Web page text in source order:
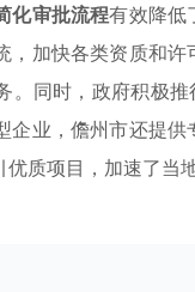
化审批流程有效降低
，加快各类资质和
。同时，政府积极推
企业，儋州市还提
质项目，加速了当